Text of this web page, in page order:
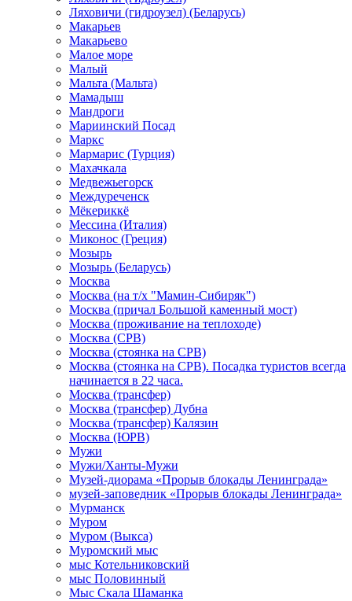
Ляховичи (гидроузел) (Беларусь)
Макарьев
Макарьево
Малое море
Малый
Мальта (Мальта)
Мамадыш
Мандроги
Мариинский Посад
Маркс
Мармарис (Турция)
Махачкала
Медвежьегорск
Междуреченск
Мёкериккё
Мессина (Италия)
Миконос (Греция)
Мозырь
Мозырь (Беларусь)
Москва
Москва (на т/х "Мамин-Сибиряк")
Москва (причал Большой каменный мост)
Москва (проживание на теплоходе)
Москва (СРВ)
Москва (стоянка на СРВ)
Москва (стоянка на СРВ). Посадка туристов всегда
начинается в 22 часа.
Москва (трансфер)
Москва (трансфер) Дубна
Москва (трансфер) Калязин
Москва (ЮРВ)
Мужи
Мужи/Ханты-Мужи
Музей-диорама «Прорыв блокады Ленинграда»
музей-заповедник «Прорыв блокады Ленинграда»
Мурманск
Муром
Муром (Выкса)
Муромский мыс
мыс Котельниковский
мыс Половинный
Мыс Скала Шаманка